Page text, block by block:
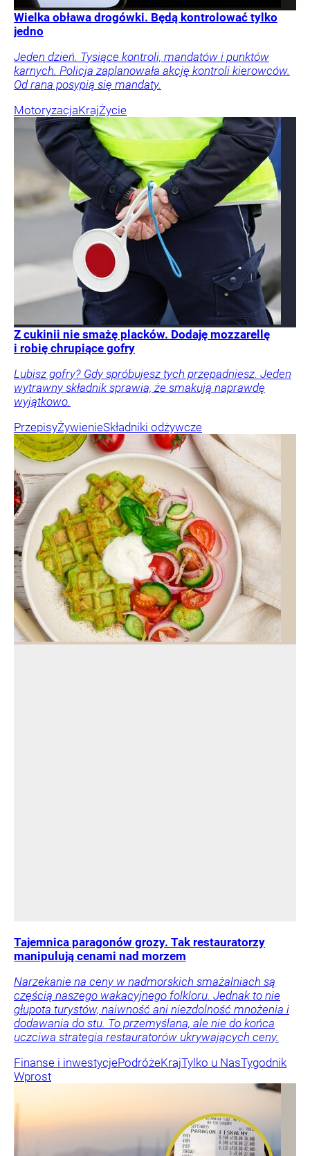
Wielka obława drogówki. Będą kontrolować tylko
jedno
Jeden dzień. Tysiące kontroli, mandatów i punktów
karnych. Policja zaplanowała akcję kontroli kierowców.
Od rana posypią się mandaty.
MotoryzacjaKrajŻycie
Z cukinii nie smażę placków. Dodaję mozzarellę
i robię chrupiące gofry
Lubisz gofry? Gdy spróbujesz tych przepadniesz. Jeden
wytrawny składnik sprawia, że smakują naprawdę
wyjątkowo.
PrzepisyŻywienieSkładniki odżywcze
Tajemnica paragonów grozy. Tak restauratorzy
manipulują cenami nad morzem
Narzekanie na ceny w nadmorskich smażalniach są
częścią naszego wakacyjnego folkloru. Jednak to nie
głupota turystów, naiwność ani niezdolność mnożenia i
dodawania do stu. To przemyślana, ale nie do końca
uczciwa strategia restauratorów ukrywających ceny.
Finanse i inwestycjePodróżeKrajTylko u NasTygodnik
Wprost